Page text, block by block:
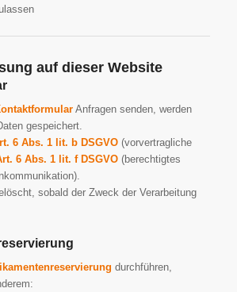
auf dieser Website
Anfragen senden, werden
gespeichert.
6 Abs. 1 lit. b DSGVO(vorvertragliche
6 Abs. 1 lit. f DSGVO(berechtigtes
sobald der Zweck der Verarbeitung
durchführen,